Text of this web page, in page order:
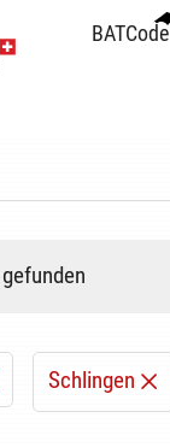
BATCode
Schlingen